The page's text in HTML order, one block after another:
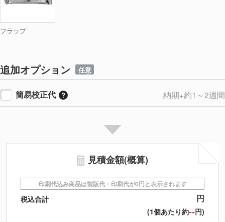
フラップ
追加オプション 任意
簡易校正代 納期+約1～2週間
見積金額(概算)
印刷代込み商品は製版代・印刷代が0円と表示されます
税込合計 円
(1個あたり約--円)